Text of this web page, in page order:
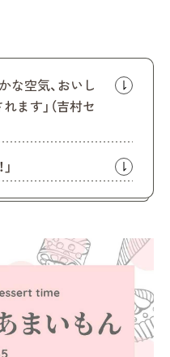
な空気、おいし
ます」（吉村セ